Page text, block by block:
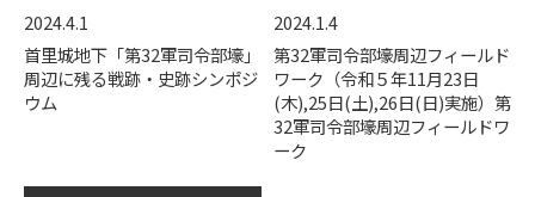
2024.4.1
首里城地下「第32軍司令部壕」
周辺に残る戦跡・史跡シンポジ
ウム
2024.1.4
第32軍司令部壕周辺フィールド
ワーク（令和５年11月23日
(木),25日(土),26日(日)実施）第
32軍司令部壕周辺フィールドワ
ーク